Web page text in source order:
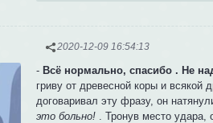
2020-12-09 16:54:13
- Всё нормально, спасибо . Не
гриву от древесной коры и всякой
договаривал эту фразу, он
это больно!
. Тронув место